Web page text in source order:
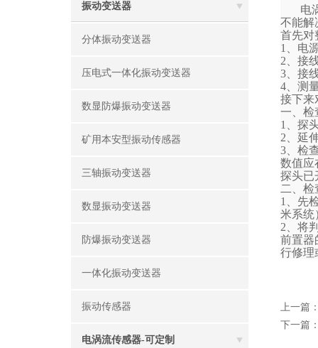
振动变送器
分体振动变送器
压电式一体化振动变送器
数显防爆振动变送器
矿用本安型振动传感器
三轴振动变送器
数显振动变送器
防爆振动变送器
一体化振动变送器
振动传感器
电涡流传感器-可定制
电
不能解
首先对
1、电
2、接
3、接
4、测
接下来
一、检
1、探
2、延
3、检
数值应
探头已
二、
1、先
米系统
2、将
前置器
行修理
上一篇
下一篇